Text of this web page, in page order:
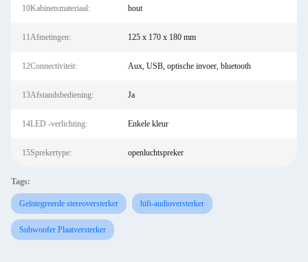
10Kabinetsmateriaal: hout
11Afmetingen: 125 x 170 x 180 mm
12Connectiviteit: Aux, USB, optische invoer, bluetooth
13Afstandsbediening: Ja
14LED -verlichting: Enkele kleur
15Sprekertype: openluchtspreker
Tags:
Geïntegreerde stereoversterker hifi-audioversterker
Subwoofer Plaatversterker